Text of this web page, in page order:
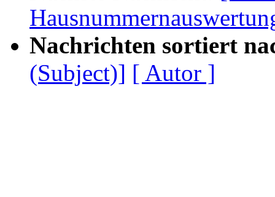
Nachrichten sortiert
(Subject)] [ Autor ]